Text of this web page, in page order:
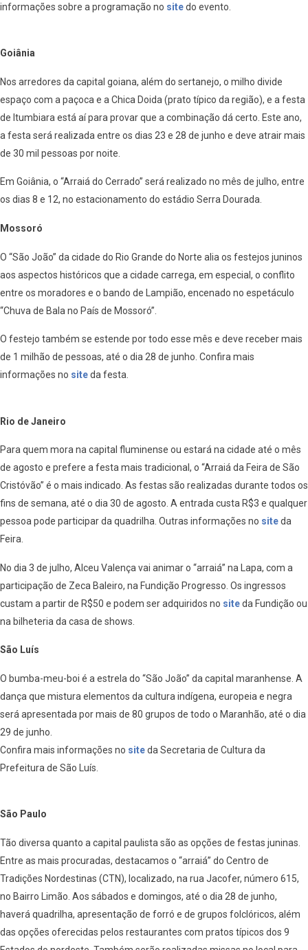
informações sobre a programação no sitedo evento.
Goiânia
Nos arredores da capital goiana, além do sertanejo, o milho divide
espaço com a paçoca e a Chica Doida (prato típico da região), e a festa
de Itumbiara está aí para provar que a combinação dá certo. Este ano,
a festa será realizada entre os dias 23 e 28 de junho e deve atrair mais
de 30 mil pessoas por noite.
Em Goiânia, o “Arraiá do Cerrado” será realizado no mês de julho, entre
os dias 8 e 12, no estacionamento do estádio Serra Dourada.
Mossoró
O “São João” da cidade do Rio Grande do Norte alia os festejos juninos
aos aspectos históricos que a cidade carrega, em especial, o conflito
entre os moradores e o bando de Lampião, encenado no espetáculo
“Chuva de Bala no País de Mossoró”.
O festejo também se estende por todo esse mês e deve receber mais
de 1 milhão de pessoas, até o dia 28 de junho. Confira mais
informações no siteda festa.
Rio de Janeiro
Para quem mora na capital fluminense ou estará na cidade até o mês
de agosto e prefere a festa mais tradicional, o “Arraiá da Feira de São
Cristóvão” é o mais indicado. As festas são realizadas durante todos os
fins de semana, até o dia 30 de agosto. A entrada custa R$3 e qualquer
pessoa pode participar da quadrilha. Outras informações no siteda
Feira.
No dia 3 de julho, Alceu Valença vai animar o “arraiá” na Lapa, com a
participação de Zeca Baleiro, na Fundição Progresso. Os ingressos
custam a partir de R$50 e podem ser adquiridos no siteda Fundição ou
na bilheteria da casa de shows.
São Luís
O bumba-meu-boi é a estrela do “São João” da capital maranhense. A
dança que mistura elementos da cultura indígena, europeia e negra
será apresentada por mais de 80 grupos de todo o Maranhão, até o dia
29 de junho.
Confira mais informações no siteda Secretaria de Cultura da
Prefeitura de São Luís.
São Paulo
Tão diversa quanto a capital paulista são as opções de festas juninas.
Entre as mais procuradas, destacamos o “arraiá” do Centro de
Tradições Nordestinas (CTN), localizado, na rua Jacofer, número 615,
no Bairro Limão. Aos sábados e domingos, até o dia 28 de junho,
haverá quadrilha, apresentação de forró e de grupos folclóricos, além
das opções oferecidas pelos restaurantes com pratos típicos dos 9